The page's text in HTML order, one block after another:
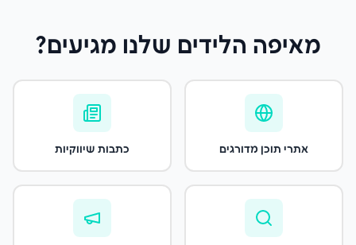
מאיפה הלידים שלנו מגיעים?
אתרי תוכן מדורגים כתבות שיווקיות